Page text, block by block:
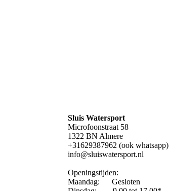
Sluis Watersport
Microfoonstraat 58
1322 BN Almere
+31629387962 (ook whatsapp)
info@sluiswatersport.nl
Openingstijden:
Maandag: Gesloten